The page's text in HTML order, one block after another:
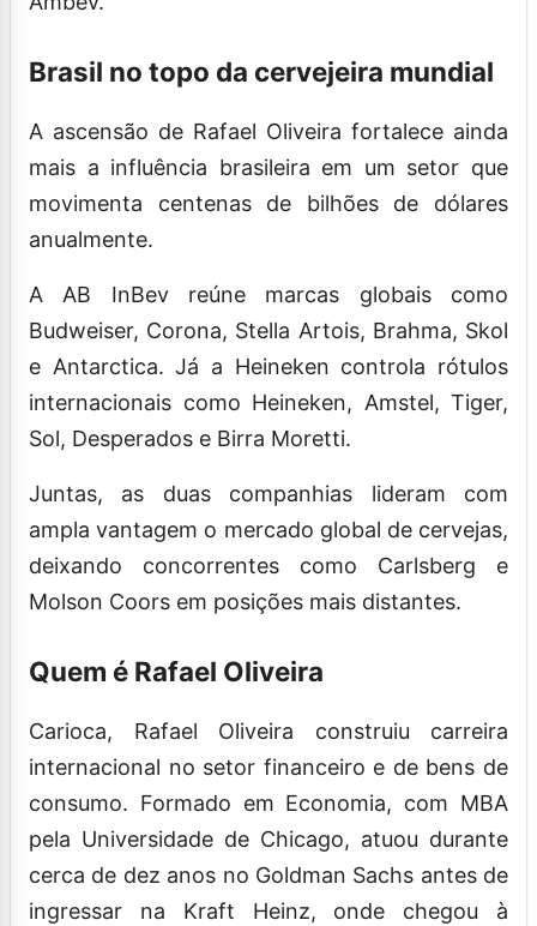
Brasil no topo da cervejeira mundial
A ascensão de Rafael Oliveira fortalece ainda
mais a influência brasileira em um setor que
movimenta centenas de bilhões de dólares
anualmente.
A AB InBev reúne marcas globais como
Budweiser, Corona, Stella Artois, Brahma, Skol
e Antarctica. Já a Heineken controla rótulos
internacionais como Heineken, Amstel, Tiger,
Sol, Desperados e Birra Moretti.
Juntas, as duas companhias lideram com
ampla vantagem o mercado global de cervejas,
deixando concorrentes como Carlsberg e
Molson Coors em posições mais distantes.
Quem é Rafael Oliveira
Carioca, Rafael Oliveira construiu carreira
internacional no setor financeiro e de bens de
consumo. Formado em Economia, com MBA
pela Universidade de Chicago, atuou durante
cerca de dez anos no Goldman Sachs antes de
ingressar na Kraft Heinz, onde chegou à